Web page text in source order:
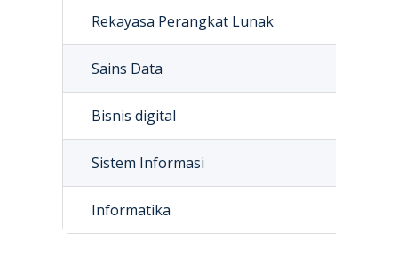
Rekayasa Perangkat Lunak
Sains Data
Bisnis digital
Sistem Informasi
Informatika